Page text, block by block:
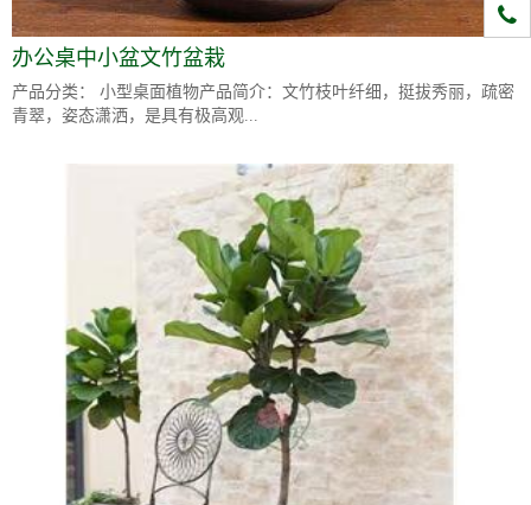
办公桌中小盆文竹盆栽
产品分类： 小型桌面植物产品简介：文竹枝叶纤细，挺拔秀丽，疏密
青翠，姿态潇洒，是具有极高观...